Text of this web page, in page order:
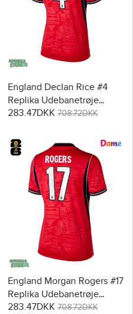
England Declan Rice #4
Replika Udebanetrøje
Dame VM 2026 Kortærmet
283.47DKK 708.72DKK
England Morgan Rogers #17
Replika Udebanetrøje
Dame VM 2026 Kortærmet
283.47DKK 708.72DKK